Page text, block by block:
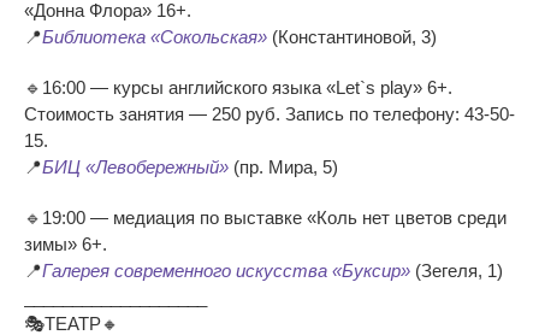
«Донна Флора» 16+.
📍Библиотека «Сокольская» (Константиновой, 3)
🔹16:00 — курсы английского языка «Let`s play» 6+.
Стоимость занятия — 250 руб. Запись по телефону: 43-50-
15.
📍БИЦ «Левобережный» (пр. Мира, 5)
🔹19:00 — медиация по выставке «Коль нет цветов среди
зимы» 6+.
📍Галерея современного искусства «Буксир» (Зегеля, 1)
🎭ТЕАТР🔸